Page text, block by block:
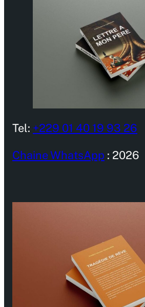
Tel: +229 01 40 19 93 26
Chaine WhatsApp : 2026